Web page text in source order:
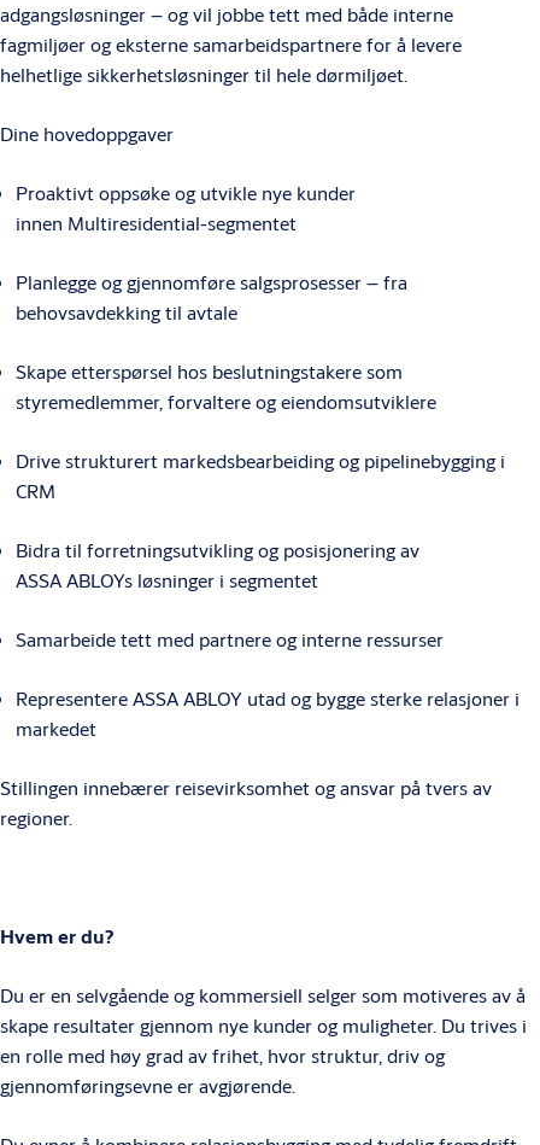
adgangsløsninger – og vil jobbe tett med både interne
fagmiljøer og eksterne samarbeidspartnere for å levere
helhetlige sikkerhetsløsninger til hele dørmiljøet.
Dine hovedoppgaver
Proaktivt oppsøke og utvikle nye kunder
innen Multiresidential-segmentet
Planlegge og gjennomføre salgsprosesser – fra
behovsavdekking til avtale
Skape etterspørsel hos beslutningstakere som
styremedlemmer, forvaltere og eiendomsutviklere
Drive strukturert markedsbearbeiding og pipelinebygging i
CRM
Bidra til forretningsutvikling og posisjonering av
ASSA ABLOYs løsninger i segmentet
Samarbeide tett med partnere og interne ressurser
Representere ASSA ABLOY utad og bygge sterke relasjoner i
markedet
Stillingen innebærer reisevirksomhet og ansvar på tvers av
regioner.
Hvem er du?
Du er en selvgående og kommersiell selger som motiveres av å
skape resultater gjennom nye kunder og muligheter. Du trives i
en rolle med høy grad av frihet, hvor struktur, driv og
gjennomføringsevne er avgjørende.